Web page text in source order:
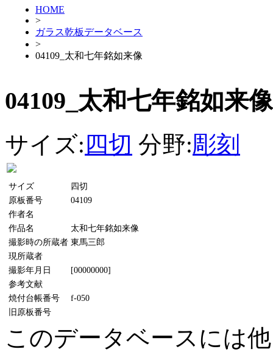
HOME
>
ガラス乾板データベース
>
04109_太和七年銘如来像
04109_太和七年銘如来像
サイズ: 四切 分野:彫刻
サイズ
四切
原板番号
04109
作者名
作品名
太和七年銘如来像
撮影時の所蔵者 東馬三郎
現所蔵者
撮影年月日
[00000000]
参考文献
焼付台帳番号
f-050
旧原板番号
このデータベースには